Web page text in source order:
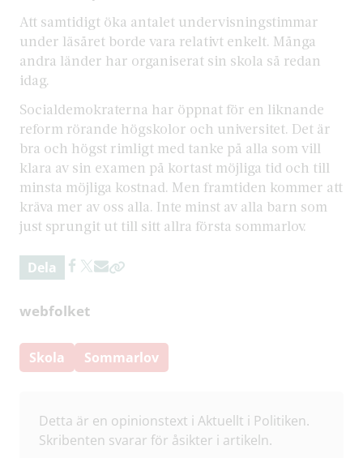
Att samtidigt öka antalet undervisningstimmar
under läsåret borde vara relativt enkelt. Många
andra länder har organiserat sin skola så redan
idag.
Socialdemokraterna har öppnat för en liknande
reform rörande högskolor och universitet. Det är
bra och högst rimligt med tanke på alla som vill
klara av sin examen på kortast möjliga tid och till
minsta möjliga kostnad. Men framtiden kommer att
kräva mer av oss alla. Inte minst av alla barn som
just sprungit ut till sitt allra första sommarlov.
Dela
webfolket
Skola Sommarlov
Detta är en opinionstext i Aktuellt i Politiken.
Skribenten svarar för åsikter i artikeln.